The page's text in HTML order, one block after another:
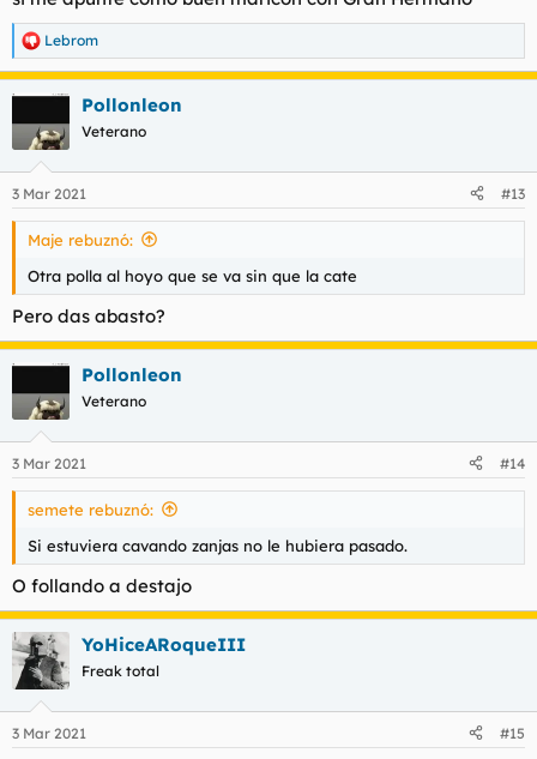
R
e
a
c
e
s
Lebrom
Pollonleon
Veterano
3 Mar 2021 #13
Maje rebuznó:
Otra polla al hoyo que se va sin que la cate
Pero das abasto?
Pollonleon
Veterano
3 Mar 2021 #14
semete rebuznó:
Si estuviera cavando zanjas no le hubiera pasado.
O follando a destajo
YoHiceARoqueIII
Freak total
3 Mar 2021 #15